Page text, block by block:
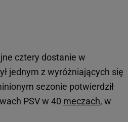
cztery dostanie w
jednym z wyróżniających się
sezonie potwierdził
PSV w 40 meczach, w